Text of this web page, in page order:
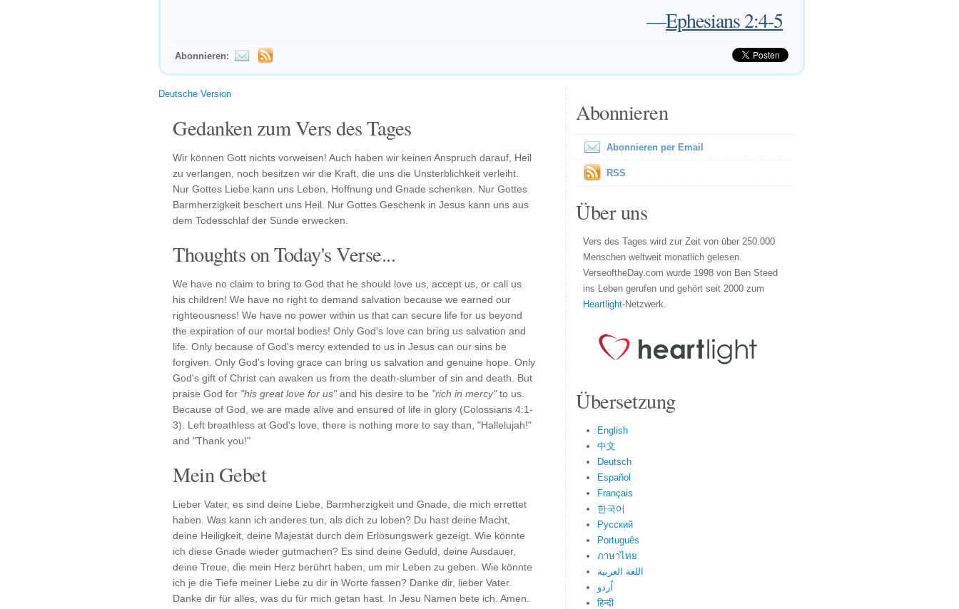
—Ephesians 2:4-5
Abonnieren:
Deutsche Version
Gedanken zum Vers des Tages
Wir können Gott nichts vorweisen! Auch haben wir keinen Anspruch darauf, Heil
zu verlangen, noch besitzen wir die Kraft, die uns die Unsterblichkeit verleiht.
Nur Gottes Liebe kann uns Leben, Hoffnung und Gnade schenken. Nur Gottes
Barmherzigkeit beschert uns Heil. Nur Gottes Geschenk in Jesus kann uns aus
dem Todesschlaf der Sünde erwecken.
Thoughts on Today's Verse...
We have no claim to bring to God that he should love us, accept us, or call us
his children! We have no right to demand salvation because we earned our
righteousness! We have no power within us that can secure life for us beyond
the expiration of our mortal bodies! Only God's love can bring us salvation and
life. Only because of God's mercy extended to us in Jesus can our sins be
forgiven. Only God's loving grace can bring us salvation and genuine hope. Only
God's gift of Christ can awaken us from the death-slumber of sin and death. But
praise God for "his great love for us"and his desire to be "rich in mercy"to us.
Because of God, we are made alive and ensured of life in glory (Colossians 4:1-
3). Left breathless at God's love, there is nothing more to say than, "Hallelujah!"
and "Thank you!"
Mein Gebet
Lieber Vater, es sind deine Liebe, Barmherzigkeit und Gnade, die mich errettet
haben. Was kann ich anderes tun, als dich zu loben? Du hast deine Macht,
deine Heiligkeit, deine Majestät durch dein Erlösungswerk gezeigt. Wie könnte
ich diese Gnade wieder gutmachen? Es sind deine Geduld, deine Ausdauer,
deine Treue, die mein Herz berührt haben, um mir Leben zu geben. Wie könnte
ich je die Tiefe meiner Liebe zu dir in Worte fassen? Danke dir, lieber Vater.
Danke dir für alles, was du für mich getan hast. In Jesu Namen bete ich. Amen.
Abonnieren
Abonnieren per Email
RSS
Über uns
Vers des Tages wird zur Zeit von über 250.000
Menschen weltweit monatlich gelesen.
VerseoftheDay.com wurde 1998 von Ben Steed
ins Leben gerufen und gehört seit 2000 zum
Heartlight-Netzwerk.
Übersetzung
English
中文
Deutsch
Español
Français
한국어
Русский
Português
ภาษาไทย
اللغة العربية
اُردو
हिन्दी